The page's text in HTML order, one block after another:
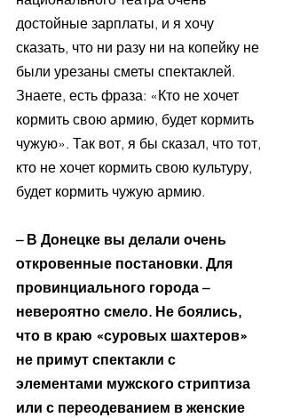
достойные зарплаты, и я хочу
сказать, что ни разу ни на копейку не
были урезаны сметы спектаклей.
Знаете, есть фраза: «Кто не хочет
кормить свою армию, будет кормить
чужую». Так вот, я бы сказал, что тот,
кто не хочет кормить свою культуру,
будет кормить чужую армию.
– В Донецке вы делали очень
откровенные постановки. Для
провинциального города –
невероятно смело. Не боялись,
что в краю «суровых шахтеров»
не примут спектакли с
элементами мужского стриптиза
или с переодеванием в женские